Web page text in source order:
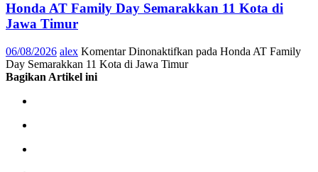
Honda AT Family Day Semarakkan 11 Kota di
Jawa Timur
06/08/2026 alex Komentar Dinonaktifkan pada Honda AT Family
Day Semarakkan 11 Kota di Jawa Timur
Bagikan Artikel ini